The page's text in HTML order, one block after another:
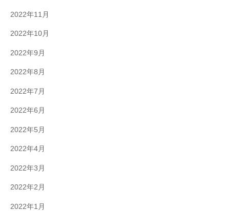
2022年11月
2022年10月
2022年9月
2022年8月
2022年7月
2022年6月
2022年5月
2022年4月
2022年3月
2022年2月
2022年1月